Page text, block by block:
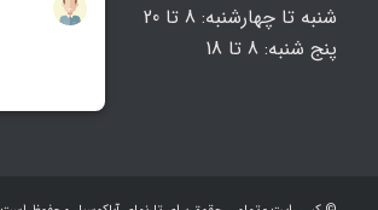
شنبه تا چهارشنبه: 8 تا 20
پنج شنبه: 8 تا 18